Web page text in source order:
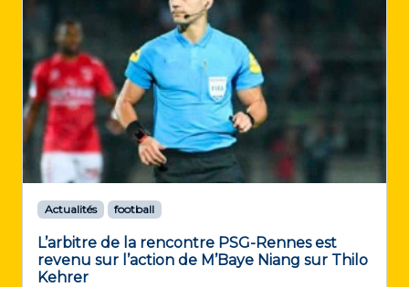
Actualités football
L’arbitre de la rencontre PSG-Rennes est
revenu sur l’action de M’Baye Niang sur Thilo
Kehrer